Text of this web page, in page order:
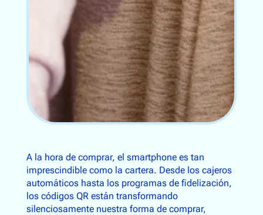
A la hora de comprar, el smartphone es tan
imprescindible como la cartera. Desde los cajeros
automáticos hasta los programas de fidelización,
los códigos QR están transformando
silenciosamente nuestra forma de comprar,